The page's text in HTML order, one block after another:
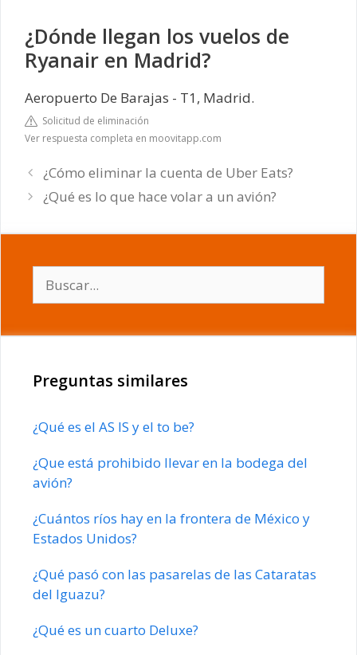
¿Dónde llegan los vuelos de
Ryanair en Madrid?
Aeropuerto De Barajas - T1, Madrid.
Solicitud de eliminación
Ver respuesta completa en moovitapp.com
¿Cómo eliminar la cuenta de Uber Eats?
¿Qué es lo que hace volar a un avión?
Preguntas similares
¿Qué es el AS IS y el to be?
¿Que está prohibido llevar en la bodega del
avión?
¿Cuántos ríos hay en la frontera de México y
Estados Unidos?
¿Qué pasó con las pasarelas de las Cataratas
del Iguazu?
¿Qué es un cuarto Deluxe?